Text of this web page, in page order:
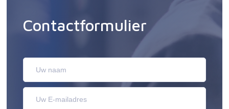
Contactformulier